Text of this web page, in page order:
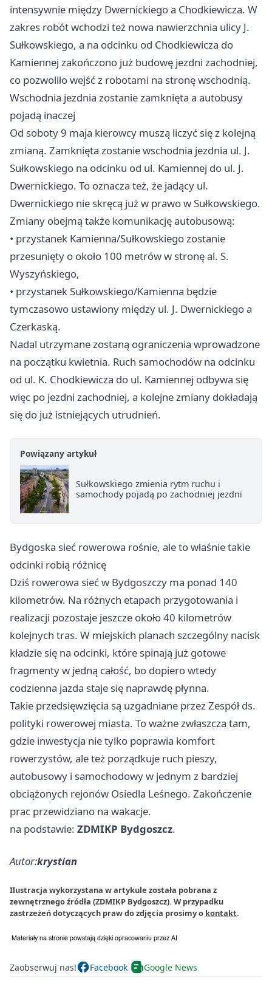
intensywnie między Dwernickiego a Chodkiewicza. W
zakres robót wchodzi też nowa nawierzchnia ulicy J.
Sułkowskiego, a na odcinku od Chodkiewicza do
Kamiennej zakończono już budowę jezdni zachodniej,
co pozwoliło wejść z robotami na stronę wschodnią.
Wschodnia jezdnia zostanie zamknięta a autobusy
pojadą inaczej
Od soboty 9 maja kierowcy muszą liczyć się z kolejną
zmianą. Zamknięta zostanie wschodnia jezdnia ul. J.
Sułkowskiego na odcinku od ul. Kamiennej do ul. J.
Dwernickiego. To oznacza też, że jadący ul.
Dwernickiego nie skręcą już w prawo w Sułkowskiego.
Zmiany obejmą także komunikację autobusową:
• przystanek Kamienna/Sułkowskiego zostanie
przesunięty o około 100 metrów w stronę al. S.
Wyszyńskiego,
• przystanek Sułkowskiego/Kamienna będzie
tymczasowo ustawiony między ul. J. Dwernickiego a
Czerkaską.
Nadal utrzymane zostaną ograniczenia wprowadzone
na początku kwietnia. Ruch samochodów na odcinku
od ul. K. Chodkiewicza do ul. Kamiennej odbywa się
więc po jezdni zachodniej, a kolejne zmiany dokładają
się do już istniejących utrudnień.
Powiązany artykuł
Sułkowskiego zmienia rytm ruchu i
samochody pojadą po zachodniej jezdni
Bydgoska sieć rowerowa rośnie, ale to właśnie takie
odcinki robią różnicę
Dziś rowerowa sieć w Bydgoszczy ma ponad 140
kilometrów. Na różnych etapach przygotowania i
realizacji pozostaje jeszcze około 40 kilometrów
kolejnych tras. W miejskich planach szczególny nacisk
kładzie się na odcinki, które spinają już gotowe
fragmenty w jedną całość, bo dopiero wtedy
codzienna jazda staje się naprawdę płynna.
Takie przedsięwzięcia są uzgadniane przez Zespół ds.
polityki rowerowej miasta. To ważne zwłaszcza tam,
gdzie inwestycja nie tylko poprawia komfort
rowerzystów, ale też porządkuje ruch pieszy,
autobusowy i samochodowy w jednym z bardziej
obciążonych rejonów Osiedla Leśnego. Zakończenie
prac przewidziano na wakacje.
na podstawie: ZDMIKP Bydgoszcz.
Autor:krystian
Ilustracja wykorzystana w artykule została pobrana z
zewnętrznego źródła (ZDMIKP Bydgoszcz). W przypadku
zastrzeżeń dotyczących praw do zdjęcia prosimy o kontakt.
Zaobserwuj nas! Facebook Google News